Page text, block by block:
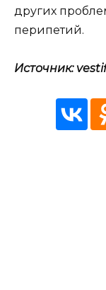
других
перипетий.
Источник: